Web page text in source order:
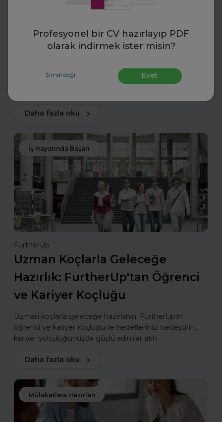
Profesyonel bir CV hazırlayıp PDF
olarak indirmek ister misin?
Şimdi değil Evet
2026
olabilir. En iyi uygulamalarınızı tanıtarak sektördeki öncü
konumunuzu güçlendirin ve değerli başarılarınızı
Daha fazla oku
İş Hayatında Başarı
FurtherUp
Uzman Koçlarla Geleceğe
Hazırlık: FurtherUp'tan Öğrenci
ve Kariyer Koçluğu
Uzman koçlarla geleceğe hazırlanın. FurtherUp’ın
öğrenci ve kariyer koçluğu ile hedeflerinizi netleştirin,
kariyer yolculuğunuzda güçlü adımlar atın.
Daha fazla oku
Mülakatlara Hazırlan